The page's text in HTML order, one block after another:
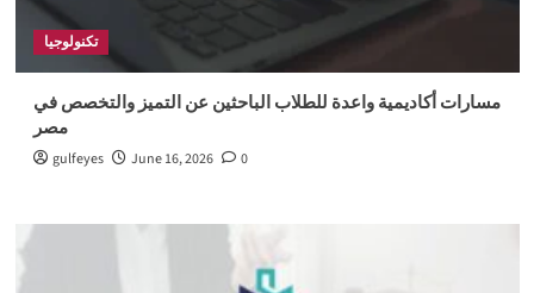
تكنولوجيا
مسارات أكاديمية واعدة للطلاب الباحثين عن التميز والتخصص في
مصر
gulfeyes June 16, 2026 0